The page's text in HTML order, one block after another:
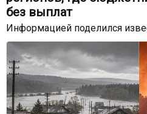
без выплат
Информацией поделился